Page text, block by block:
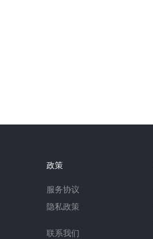
政策
服务协议
隐私政策
联系我们